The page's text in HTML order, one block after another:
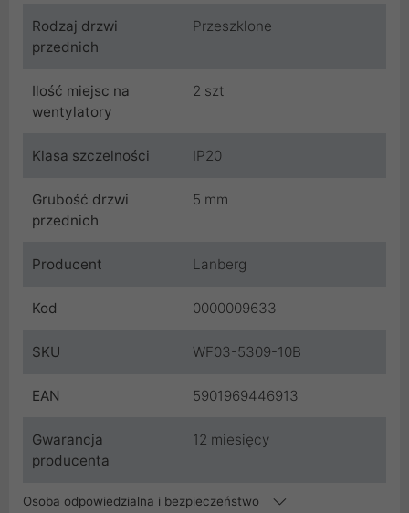
Rodzaj drzwi
przednich
Przeszklone
Ilość miejsc na
wentylatory
2 szt
Klasa szczelności IP20
Grubość drzwi
przednich
5 mm
Producent Lanberg
Kod 0000009633
SKU WF03-5309-10B
EAN 5901969446913
Gwarancja
producenta
12 miesięcy
Osoba odpowiedzialna i bezpieczeństwo